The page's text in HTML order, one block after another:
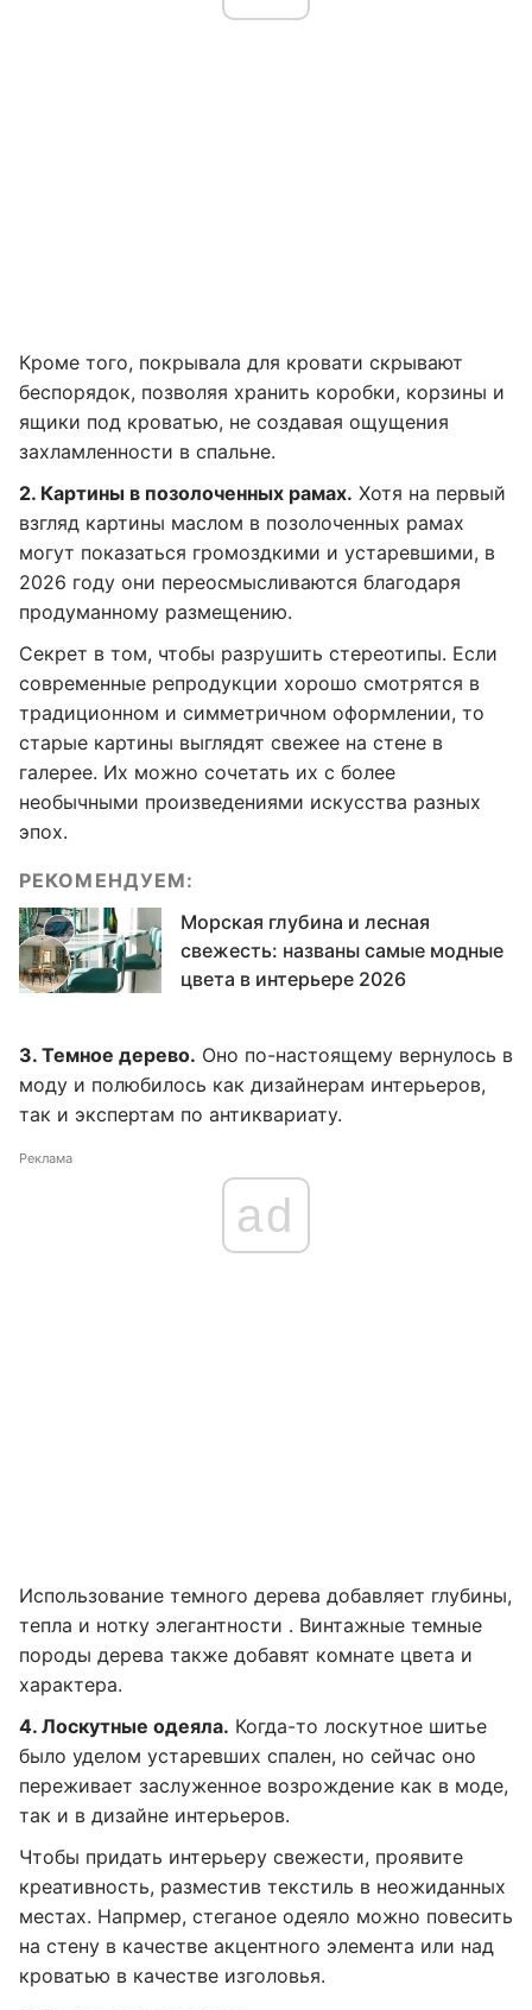
Кроме того, покрывала для кровати скрывают
беспорядок, позволяя хранить коробки, корзины и
ящики под кроватью, не создавая ощущения
захламленности в спальне.
2. Картины в позолоченных рамах. Хотя на первый
взгляд картины маслом в позолоченных рамах
могут показаться громоздкими и устаревшими, в
2026 году они переосмысливаются благодаря
продуманному размещению.
Секрет в том, чтобы разрушить стереотипы. Если
современные репродукции хорошо смотрятся в
традиционном и симметричном оформлении, то
старые картины выглядят свежее на стене в
галерее. Их можно сочетать их с более
необычными произведениями искусства разных
эпох.
РЕКОМЕНДУЕМ:
Морская глубина и лесная
свежесть: названы самые модные
цвета в интерьере 2026
3. Темное дерево. Оно по-настоящему вернулось в
моду и полюбилось как дизайнерам интерьеров,
так и экспертам по антиквариату.
Реклама
ad
Использование темного дерева добавляет глубины,
тепла и нотку элегантности . Винтажные темные
породы дерева также добавят комнате цвета и
характера.
4. Лоскутные одеяла. Когда-то лоскутное шитье
было уделом устаревших спален, но сейчас оно
переживает заслуженное возрождение как в моде,
так и в дизайне интерьеров.
Чтобы придать интерьеру свежести, проявите
креативность, разместив текстиль в неожиданных
местах. Напрмер, стеганое одеяло можно повесить
на стену в качестве акцентного элемента или над
кроватью в качестве изголовья.